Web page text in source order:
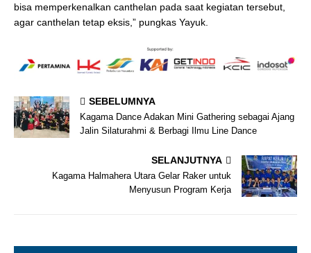
bisa memperkenalkan canthelan pada saat kegiatan tersebut,
agar canthelan tetap eksis,” pungkas Yayuk.
SEBELUMNYA
Kagama Dance Adakan Mini Gathering sebagai Ajang
Jalin Silaturahmi & Berbagi Ilmu Line Dance
SELANJUTNYA
Kagama Halmahera Utara Gelar Raker untuk
Menyusun Program Kerja